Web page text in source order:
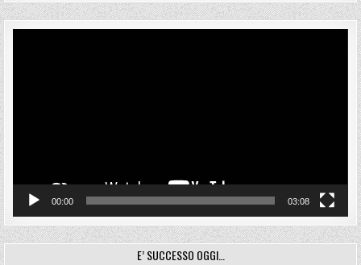
00:00 03:08
E’ SUCCESSO OGGI…